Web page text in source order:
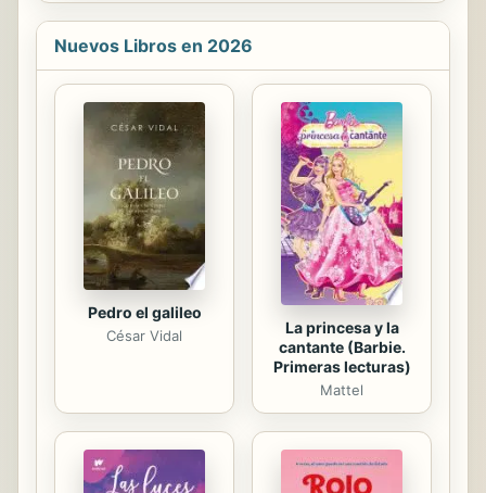
técnicas se traduce en beneficios
para el proceso de enseñanza-
más vinculado entre si; cada uno es
responsable tanto del éxito personal
como del colectivo; el resultado que
persigue cada individuo es positivo
para el resto de componentes del
grupo con los que interactúa de
forma cooperativa; es útil para
facilitar...
Nuevos Libros en 2026
Pedro el galileo
César Vidal
La princesa y la
cantante (Barbie.
Primeras lecturas)
Mattel